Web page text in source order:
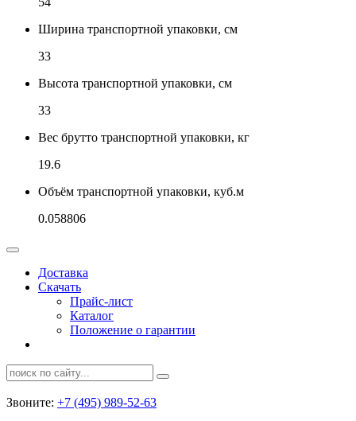
Ширина транспортной упаковки, см
33
Высота транспортной упаковки, см
33
Вес брутто транспортной упаковки, кг
19.6
Объём транспортной упаковки, куб.м
0.058806
Доставка
Скачать
Прайс-лист
Каталог
Положение о гарантии
Звоните: +7 (495) 989-52-63